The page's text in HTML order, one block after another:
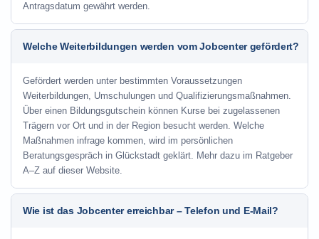
Antragsdatum gewährt werden.
Welche Weiterbildungen werden vom Jobcenter gefördert?
Gefördert werden unter bestimmten Voraussetzungen
Weiterbildungen, Umschulungen und Qualifizierungsmaßnahmen.
Über einen Bildungsgutschein können Kurse bei zugelassenen
Trägern vor Ort und in der Region besucht werden. Welche
Maßnahmen infrage kommen, wird im persönlichen
Beratungsgespräch in Glückstadt geklärt. Mehr dazu im Ratgeber
A–Z auf dieser Website.
Wie ist das Jobcenter erreichbar – Telefon und E-Mail?